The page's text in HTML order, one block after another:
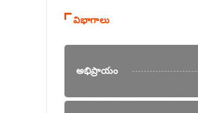
విభాగాలు
అభిప్రాయం